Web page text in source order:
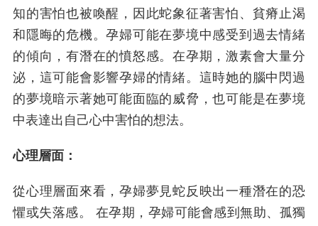
知的害怕也被喚醒，因此蛇象征著害怕、貧瘠止渴
和隱晦的危機。孕婦可能在夢境中感受到過去情緒
的傾向，有潛在的憤怒感。在孕期，激素會大量分
泌，這可能會影響孕婦的情緒。這時她的腦中閃過
的夢境暗示著她可能面臨的威脅，也可能是在夢境
中表達出自己心中害怕的想法。
心理層面：
從心理層面來看，孕婦夢見蛇反映出一種潛在的恐
懼或失落感。 在孕期，孕婦可能會感到無助、孤獨